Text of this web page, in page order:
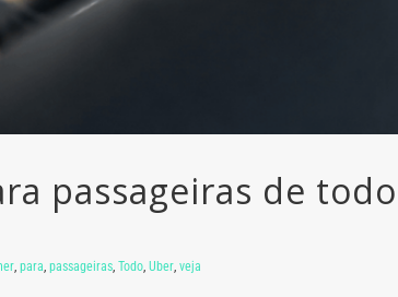
passageiras de
para passageiras Todo Uber veja